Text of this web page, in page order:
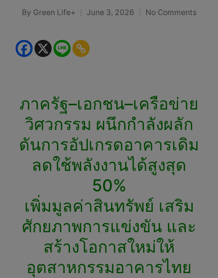
Posted
By Green Life+ June 3, 2026 No Comments
ภาครัฐ–เอกชน–เครือข่าย
วิศวกรรม ผนึกกำลังผลัก
ดันการอัปเกรดอาคารเดิม
ลดใช้พลังงานได้สูงสุด
50%
เพิ่มมูลค่าสินทรัพย์ เสริม
ศักยภาพการแข่งขัน และ
สร้างโอกาสใหม่ให้
อุตสาหกรรมอาคารไทย